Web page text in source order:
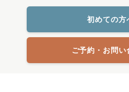
初めての方
ご予約・お問い